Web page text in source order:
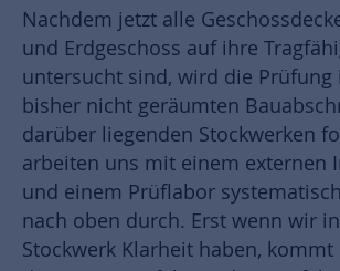
Nachdem jetzt alle
und Erdgeschoss auf ihre
untersucht sind, wird die Prüfung
bisher nicht geräumten
darüber liegenden Stockwerken
arbeiten uns mit einem externen
und einem Prüflabor
nach oben durch. Erst wenn wir
Stockwerk Klarheit haben, kommt